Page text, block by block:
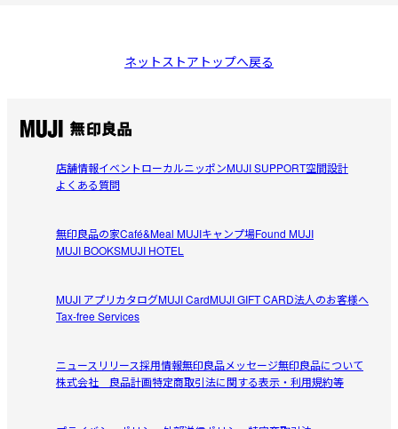
ネットストアトップへ戻る
店舗情報イベントローカルニッポンMUJI SUPPORT空間設計
よくある質問
無印良品の家Café&Meal MUJIキャンプ場Found MUJI
MUJI BOOKSMUJI HOTEL
MUJI アプリカタログMUJI CardMUJI GIFT CARD法人のお客様へ
Tax-free Services
ニュースリリース採用情報無印良品メッセージ無印良品について
株式会社 良品計画特定商取引法に関する表示・利用規約等